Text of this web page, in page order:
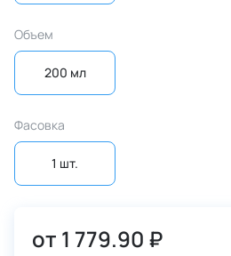
Объем
200 мл
Фасовка
1 шт.
от 1 779.90 ₽